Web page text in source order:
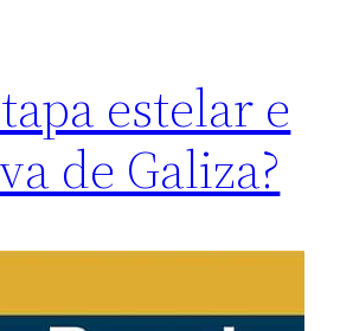
estelar e
de Galiza?